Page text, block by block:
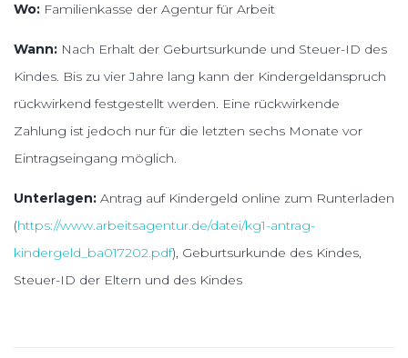
Wo: Familienkasse der Agentur für Arbeit
Wann: Nach Erhalt der Geburtsurkunde und Steuer-ID des
Kindes. Bis zu vier Jahre lang kann der Kindergeldanspruch
rückwirkend festgestellt werden. Eine rückwirkende
Zahlung ist jedoch nur für die letzten sechs Monate vor
Eintragseingang möglich.
Unterlagen: Antrag auf Kindergeld online zum Runterladen
(https://www.arbeitsagentur.de/datei/kg1-antrag-
kindergeld_ba017202.pdf), Geburtsurkunde des Kindes,
Steuer-ID der Eltern und des Kindes